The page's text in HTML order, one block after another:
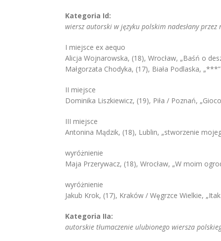
Kategoria Id:
wiersz autorski w języku polskim nadesłany przez
I miejsce ex aequo
Alicja Wojnarowska, (18), Wrocław, „Baśń o
Małgorzata Chodyka, (17), Biała Podlaska, „***”
II miejsce
Dominika Liszkiewicz, (19), Piła / Poznań,
III miejsce
Antonina Mądzik, (18), Lublin, „stworzenie
wyróżnienie
Maja Przerywacz, (18), Wrocław, „W moim
wyróżnienie
Jakub Krok, (17), Kraków / Węgrzce Wielkie,
Kategoria IIa:
autorskie tłumaczenie ulubionego wiersza